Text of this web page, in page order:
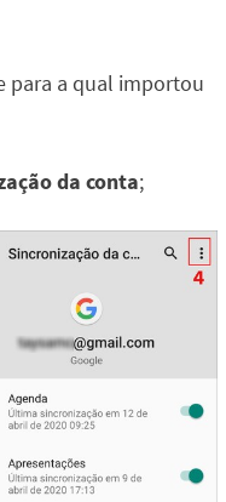
para a qual importou
da conta;